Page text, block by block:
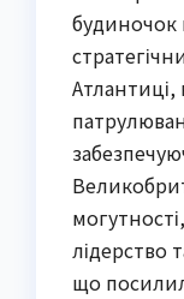
будиночок
лідерство
що